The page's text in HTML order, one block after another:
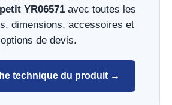
YR06571 avec toutes les
dimensions, accessoires et
options de devis.
technique du produit →